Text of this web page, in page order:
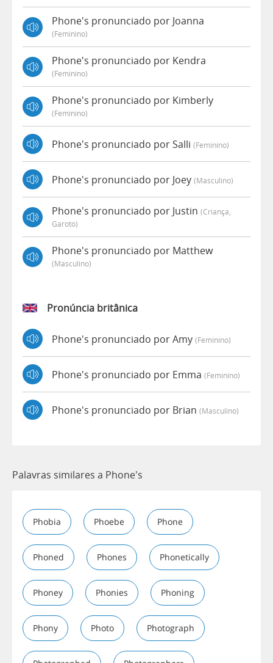
Phone's pronunciado por Joanna
(feminino)
Phone's pronunciado por Kendra
(feminino)
Phone's pronunciado por Kimberly
(feminino)
Phone's pronunciado por Salli (feminino)
Phone's pronunciado por Joey (masculino)
Phone's pronunciado por Justin (criança,
Garoto)
Phone's pronunciado por Matthew
(masculino)
Pronúncia britânica
Phone's pronunciado por Amy (feminino)
Phone's pronunciado por Emma (feminino)
Phone's pronunciado por Brian (masculino)
Palavras similares a Phone's
Phobia Phoebe Phone
Phoned Phones Phonetically
Phoney Phonies Phoning
Phony Photo Photograph